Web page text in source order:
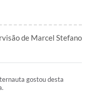
de Marcel Stefano
gostou desta